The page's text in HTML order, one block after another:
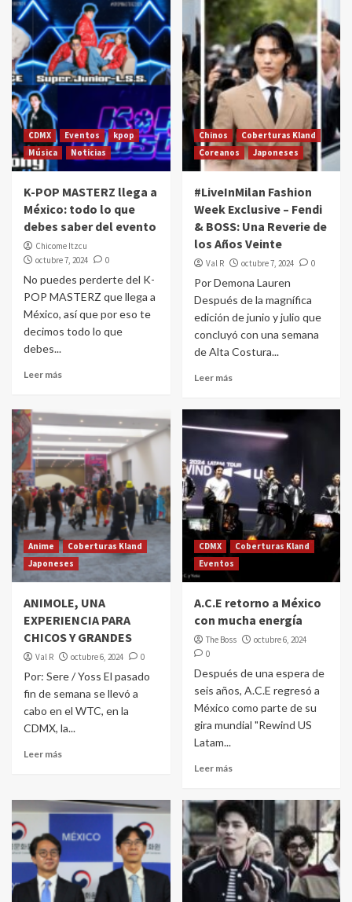
CDMX Eventos
kpop
Música
Noticias
K-POP MASTERZ llega a
México: todo lo que
debes saber del evento
Chicome Itzcu
octubre 7, 2024
0
No puedes perderte del K-
POP MASTERZ que llega a
México, así que por eso te
decimos todo lo que
debes...
Leer más
Chinos
Coberturas Kland
Coreanos
Japoneses
#LiveInMilan Fashion
Week Exclusive – Fendi
& BOSS: Una Reverie de
los Años Veinte
Val R octubre 7, 2024 0
Por Demona Lauren
Después de la magnífica
edición de junio y julio que
concluyó con una semana
de Alta Costura...
Leer más
Anime
Coberturas Kland
Japoneses
ANIMOLE, UNA
EXPERIENCIA PARA
CHICOS Y GRANDES
Val R octubre 6, 2024 0
Por: Sere / Yoss El pasado
fin de semana se llevó a
cabo en el WTC, en la
CDMX, la...
Leer más
CDMX
Coberturas Kland
Eventos
A.C.E retorno a México
con mucha energía
The Boss
octubre 6, 2024
0
Después de una espera de
seis años, A.C.E regresó a
México como parte de su
gira mundial "Rewind US
Latam...
Leer más